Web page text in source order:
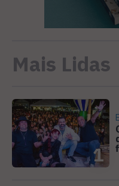
Mais Lidas
1